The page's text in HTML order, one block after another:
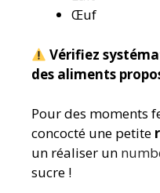
Œuf
Vérifiez
des aliments
Pour des moments
concocté une petite
un réaliser un
sucre !